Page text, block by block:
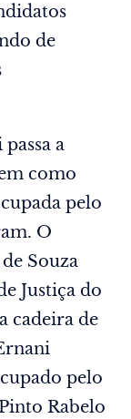
de
a
como
pelo
O
Souza
Justiça do
cadeira de
pelo
Rabelo